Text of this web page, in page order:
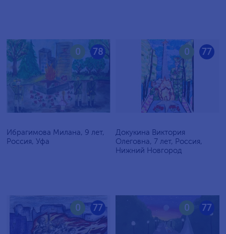
78
0
Ибрагимова Милана, 9 лет,
Россия, Уфа
77
0
Докукина Виктория
Олеговна, 7 лет, Россия,
Нижний Новгород
77
0 77
0